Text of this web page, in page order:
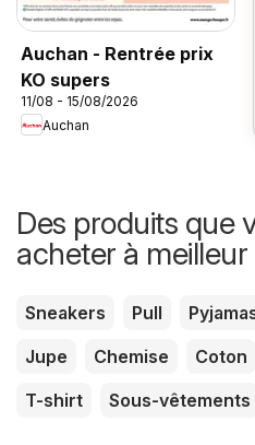
Auchan - Rentrée prix
KO supers
11/08 - 15/08/2026
Auchan
Des produits que
acheter à
Sneakers Pull
Jupe
Chemise Coton
T-shirt
Sous-vêtements